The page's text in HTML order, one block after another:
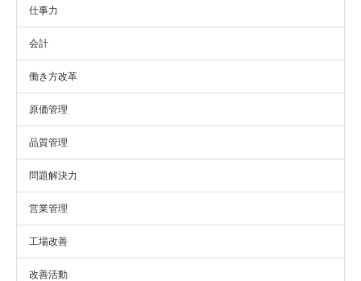
仕事力
会計
働き方改革
原価管理
品質管理
問題解決力
営業管理
工場改善
改善活動